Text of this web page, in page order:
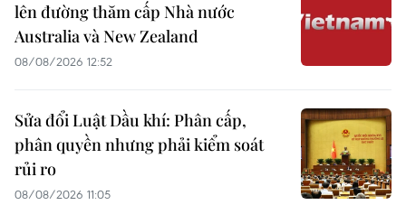
lên đường thăm cấp Nhà nước
Australia và New Zealand
08/08/2026 12:52
Sửa đổi Luật Dầu khí: Phân cấp,
phân quyền nhưng phải kiểm soát
rủi ro
08/08/2026 11:05